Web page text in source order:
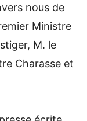
nous de
Ministre
M. le
Charasse et